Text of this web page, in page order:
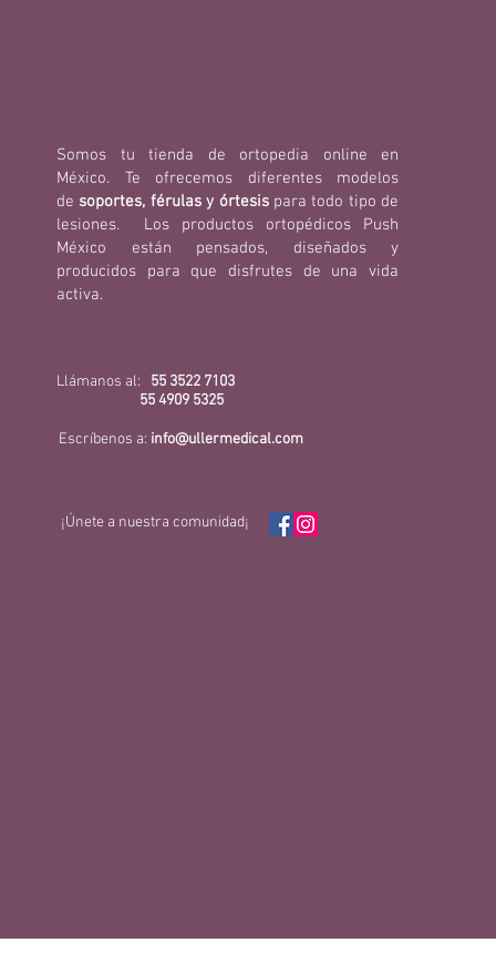
Somos tu tienda de ortopedia online en
México. Te ofrecemos diferentes modelos
de soportes, férulas y órtesispara todo tipo de
lesiones. Los productos ortopédicos Push
México están pensados, diseñados y
producidos para que disfrutes de una vida
activa.
Llámanos al:
55 3522 7103
55 4909 5325
Escríbenos a: info@ullermedical.com
¡Únete a nuestra comunidad¡